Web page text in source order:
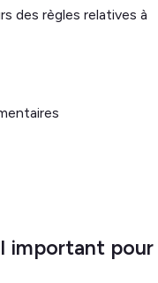
des règles relatives à
important pour